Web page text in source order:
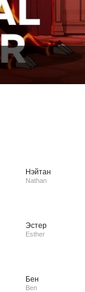
Нэйтан
Nathan
Эстер
Esther
Бен
Ben